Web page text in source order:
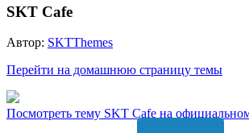
SKT Cafe
Автор: SKTThemes
Перейти на домашнюю страницу темы
Посмотреть тему SKT Cafe на